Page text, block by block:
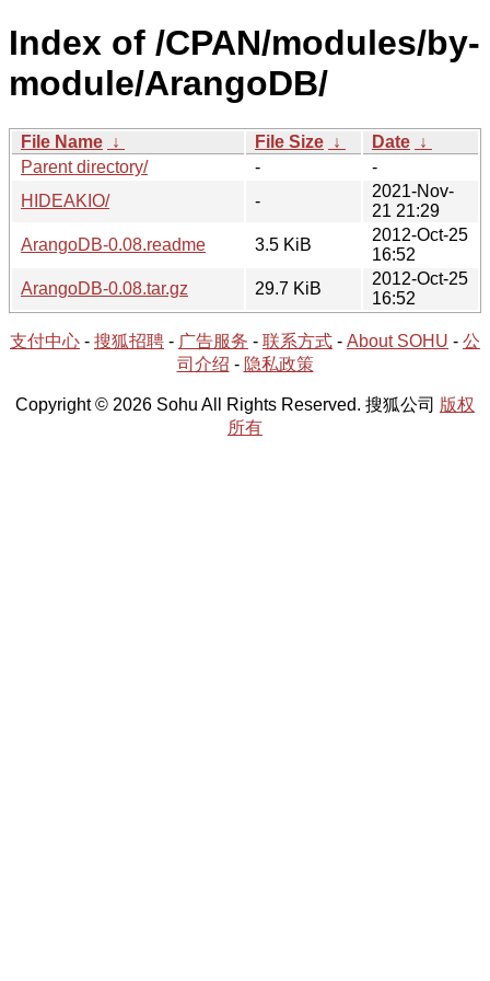
Index of /CPAN/modules/by-
module/ArangoDB/
File Name ↓ File Size ↓ Date ↓
Parent directory/
-
-
HIDEAKIO/
-
2021-Nov-
21 21:29
ArangoDB-0.08.readme
3.5 KiB
2012-Oct-25
16:52
ArangoDB-0.08.tar.gz
29.7 KiB
2012-Oct-25
16:52
支付中心 - 搜狐招聘 - 广告服务 - 联系方式 - About SOHU - 公
司介绍 - 隐私政策
Copyright © 2026 Sohu All Rights Reserved. 搜狐公司 版权
所有